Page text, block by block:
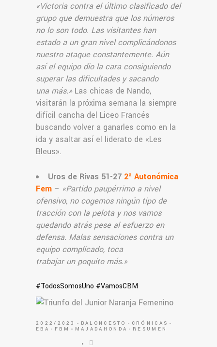
«Victoria contra el último clasificado del
grupo que demuestra que los números
no lo son todo. Las visitantes han
estado a un gran nivel complicándonos
nuestro ataque constantemente. Aún
así el equipo dio la cara consiguiendo
superar las dificultades y sacando
una más.»Las chicas de Nando,
visitarán la próxima semana la siempre
difícil cancha del Liceo Francés
buscando volver a ganarles como en la
ida y asaltar así el liderato de «Les
Bleus».
Uros de Rivas 51-27 2ª Autonómica
Fem – «Partido paupérrimo a nivel
ofensivo, no cogemos ningún tipo de
tracción con la pelota y nos vamos
quedando atrás pese al esfuerzo en
defensa. Malas sensaciones contra un
equipo complicado, toca
trabajar un poquito más.»
#TodosSomosUno #VamosCBM
2022/2023 BALONCESTO
CRÓNICAS
EBA
FBM MAJADAHONDA RESUMEN